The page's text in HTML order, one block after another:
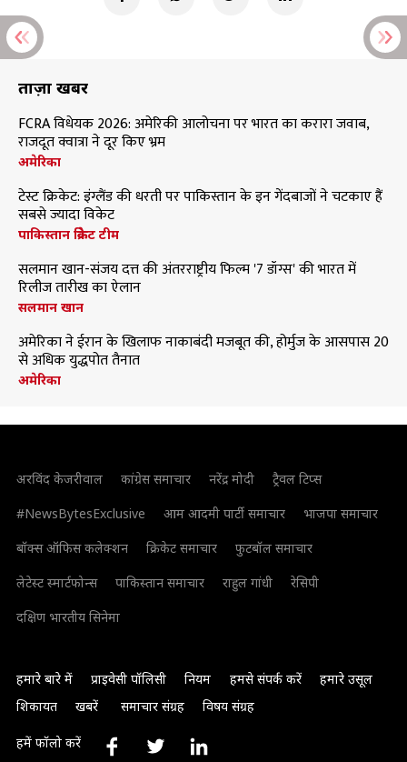
ताज़ा खबरें
FCRA विधेयक 2026: अमेरिकी आलोचना पर भारत का करारा जवाब,
राजदूत क्वात्रा ने दूर किए भ्रम
अमेरिका
टेस्ट क्रिकेट: इंग्लैंड की धरती पर पाकिस्तान के इन गेंदबाजों ने चटकाए हैं
सबसे ज्यादा विकेट
पाकिस्तान क्रिकेट टीम
सलमान खान-संजय दत्त की अंतरराष्ट्रीय फिल्म '7 डॉग्स' की भारत में
रिलीज तारीख का ऐलान
सलमान खान
अमेरिका ने ईरान के खिलाफ नाकाबंदी मजबूत की, होर्मुज के आसपास 20
से अधिक युद्धपोत तैनात
अमेरिका
अरविंद केजरीवाल कांग्रेस समाचार नरेंद्र मोदी
ट्रैवल टिप्स
#NewsBytesExclusive
आम आदमी पार्टी समाचार
भाजपा समाचार
बॉक्स ऑफिस कलेक्शन
क्रिकेट समाचार
फुटबॉल समाचार
लेटेस्ट स्मार्टफोन्स
पाकिस्तान समाचार राहुल गांधी
रेसिपी
दक्षिण भारतीय सिनेमा
हमारे बारे में प्राइवेसी पॉलिसी नियम हमसे संपर्क करें
हमारे उसूल
शिकायत
खबरें समाचार संग्रह विषय संग्रह
हमें फॉलो करें